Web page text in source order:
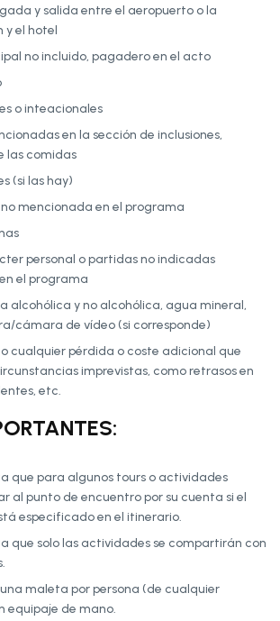
y salida entre el aeropuerto o la
y el hotel
no incluido, pagadero en el acto
o inteacionales
en la sección de inclusiones,
las comidas
(si las hay)
mencionada en el programa
personal o partidas no indicadas
el programa
alcohólica y no alcohólica, agua mineral,
cámara de vídeo (si corresponde)
cualquier pérdida o coste adicional que
imprevistas, como retrasos en
etc.
que para algunos tours o actividades
al punto de encuentro por su cuenta si el
especificado en el itinerario.
que solo las actividades se compartirán con
maleta por persona (de cualquier
equipaje de mano.